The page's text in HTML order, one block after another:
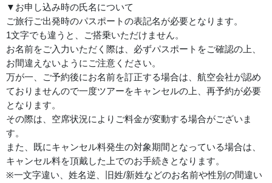
▼お申し込み時の氏名について
ご旅行ご出発時のパスポートの表記名が必要となります。
1文字でも違うと、ご搭乗いただけません。
お名前をご入力いただく際は、必ずパスポートをご確認の上、
お間違えないようにご注意ください。
万が一、ご予約後にお名前を訂正する場合は、航空会社が認め
ておりませんので一度ツアーをキャンセルの上、再予約が必要
となります。
その際は、空席状況によりご料金が変動する場合がございま
す。
また、既にキャンセル料発生の対象期間となっている場合は、
キャンセル料を頂戴した上でのお手続きとなります。
※一文字違い、姓名逆、旧姓/新姓などのお名前や性別の間違い